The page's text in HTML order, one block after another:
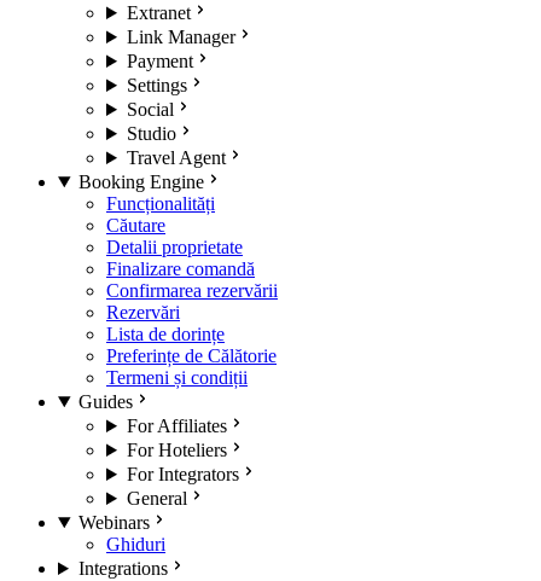
Extranet
Link Manager
Payment
Settings
Social
Studio
Travel Agent
Booking Engine
Funcționalități
Căutare
Detalii proprietate
Finalizare comandă
Confirmarea rezervării
Rezervări
Lista de dorințe
Preferințe de Călătorie
Termeni și condiții
Guides
For Affiliates
For Hoteliers
For Integrators
General
Webinars
Ghiduri
Integrations